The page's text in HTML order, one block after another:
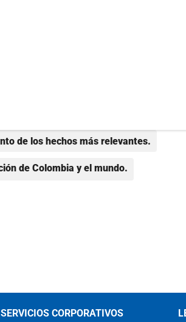
de los hechos más relevantes.
de Colombia y el mundo.
SERVICIOS CORPORATIVOS